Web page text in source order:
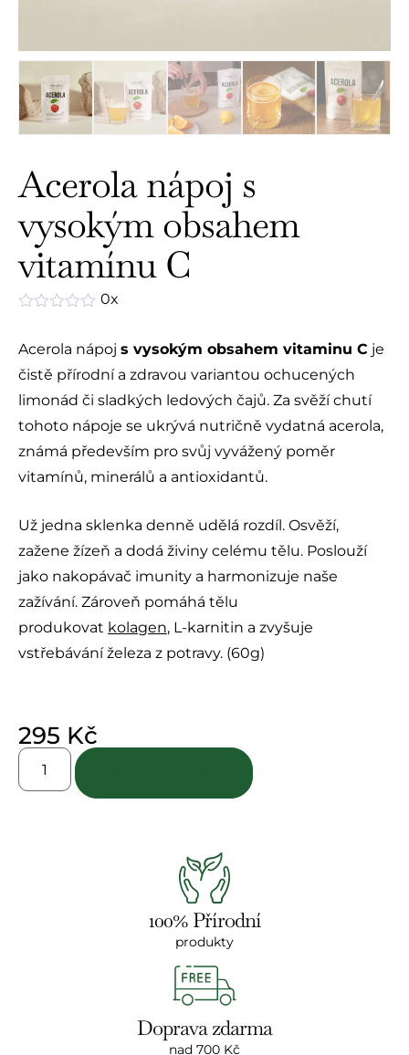
Acerola nápoj s
vysokým obsahem
vitamínu C
z
0x
Acerola nápoj s vysokým obsahem vitaminu C je
čistě přírodní a zdravou variantou ochucených
limonád či sladkých ledových čajů. Za svěží chutí
tohoto nápoje se ukrývá nutričně vydatná acerola,
známá především pro svůj vyvážený poměr
vitamínů, minerálů a antioxidantů.
Už jedna sklenka denně udělá rozdíl. Osvěží,
zažene žízeň a dodá živiny celému tělu. Poslouží
jako nakopávač imunity a harmonizuje naše
zažívání. Zároveň pomáhá tělu
produkovat kolagen, L-karnitin a zvyšuje
vstřebávání železa z potravy. (60g)
295 Kč
100% Přírodní
produkty
Doprava zdarma
nad 700 Kč